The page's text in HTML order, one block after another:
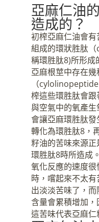
亞麻仁油
造成的？
初榨亞麻仁油會
組成的環狀胜肽
稱環胜肽8)所形成
亞麻根莖中存在
（
榨這些環胜肽會
與空氣中的氧產
會讓亞麻環胜肽發
轉化為環胜肽8，
籽油的苦味來源
環胜肽8時所造成
氧化反應的速度
時，嚐起來不太
出淡淡苦味了，
含量會累積增加
這苦味代表亞麻仁